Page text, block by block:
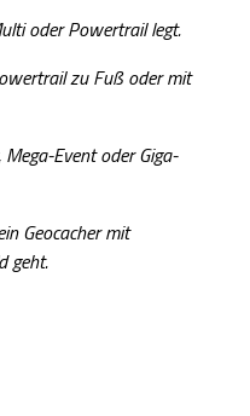
oder Powertrail legt.
zu Fuß oder mit
Event oder Giga-
Geocacher mit
geht.